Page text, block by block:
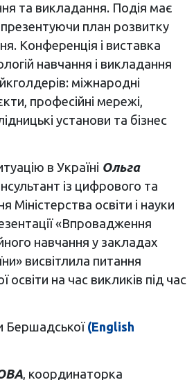
та викладання. Подія має
план розвитку
Конференція і виставка
навчання і викладання
міжнародні
професійні мережі,
установи та бізнес
в Україні Ольга
із цифрового та
Міністерства освіти і науки
«Впровадження
навчання у закладах
висвітлила питання
освіти на час викликів під час
Бершадської (English
, координаторка